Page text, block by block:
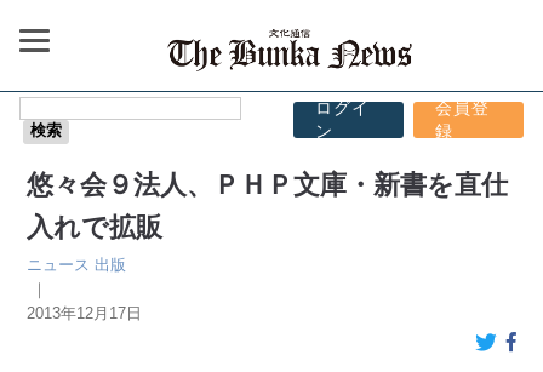
ログイ
ン
会員登
録
悠々会９法人、ＰＨＰ文庫・新書を直仕
入れで拡販
ニュース 出版
｜
2013年12月17日